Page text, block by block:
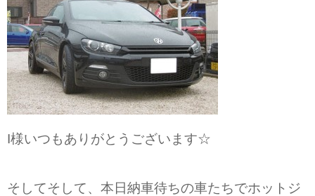
I様いつもありがとうございます☆
そしてそして、本日納車待ちの車たちでホットジ